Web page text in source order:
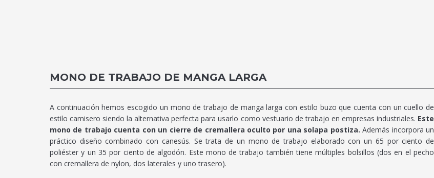
MONO DE TRABAJO DE MANGA LARGA
A continuación hemos escogido un mono de trabajo de manga larga con estilo buzo que cuenta con un cuello de
estilo camisero siendo la alternativa perfecta para usarlo como vestuario de trabajo en empresas industriales. Este
mono de trabajo cuenta con un cierre de cremallera oculto por una solapa postiza.Además incorpora un
práctico diseño combinado con canesús. Se trata de un mono de trabajo elaborado con un 65 por ciento de
poliéster y un 35 por ciento de algodón. Este mono de trabajo también tiene múltiples bolsillos (dos en el pecho
con cremallera de nylon, dos laterales y uno trasero).